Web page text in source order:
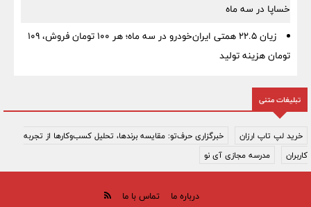
خساپا در سه ماه
زیان ۲۲.۵ همتی ایران‌خودرو در سه ماه؛ هر ۱۰۰ تومان فروش، ۱۰۹
تومان هزینه تولید
تبلیغات متنی
خرید لپ تاپ ارزان
خبرگزاری حرف‌تو: مقایسه برندها، تحلیل کسب‌وکارها از تجربه
کاربران
مدرسه مجازی آی نو
درباره ما تماس با ما